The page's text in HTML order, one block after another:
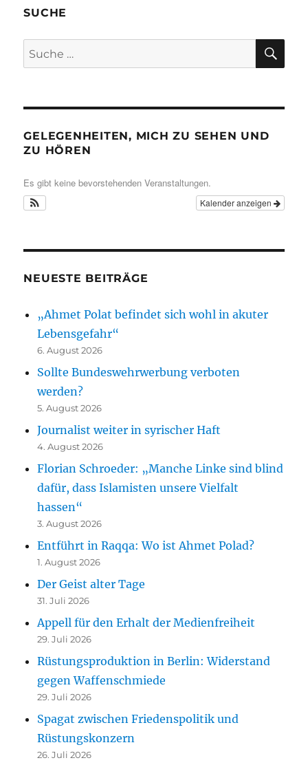
SUCHE
Suche
nach:
GELEGENHEITEN, MICH ZU SEHEN UND
ZU HÖREN
Es gibt keine bevorstehenden Veranstaltungen.
Kalender anzeigen
NEUESTE BEITRÄGE
„Ahmet Polat befindet sich wohl in akuter
Lebensgefahr“
6. August 2026
Sollte Bundeswehrwerbung verboten
werden?
5. August 2026
Journalist weiter in syrischer Haft
4. August 2026
Florian Schroeder: „Manche Linke sind blind
dafür, dass Islamisten unsere Vielfalt
hassen“
3. August 2026
Entführt in Raqqa: Wo ist Ahmet Polad?
1. August 2026
Der Geist alter Tage
31. Juli 2026
Appell für den Erhalt der Medienfreiheit
29. Juli 2026
Rüstungsproduktion in Berlin: Widerstand
gegen Waffenschmiede
29. Juli 2026
Spagat zwischen Friedenspolitik und
Rüstungskonzern
26. Juli 2026